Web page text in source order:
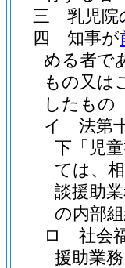
三
乳児院
四
知事が
める者で
もの又は
したもの
イ
法第
下「児
ては、
談援助
の内部
ロ
社会
援助業